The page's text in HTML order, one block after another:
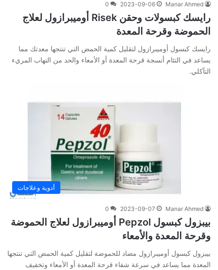
Manar Ahmed
2023-09-06
0
رايسك كبسولات وحقن Risek أوميبرازول لعلاج
الحموضة وقرحة المعدة
رايسك كبسول أوميبرازول لتقليل كمية الحمض التي تنتجها معدتك مما
يساعد في التئام أنسجة قرحة المعدة أو الأمعاء والحد من التهاب المريء
التآكلي.
أدوية وعلاجات
Manar Ahmed
2023-09-07
0
بيبزول كبسول Pepzol أوميبرازول لعلاج الحموضة
وقرحة المعدة والأمعاء
بيبزول كبسول أوميبرازول مضاد للحموضة لتقليل كمية الحمض التي تنتجها
المعدة مما يساعد في سرعة شفاء قرحة المعدة أو الأمعاء وتخفيف